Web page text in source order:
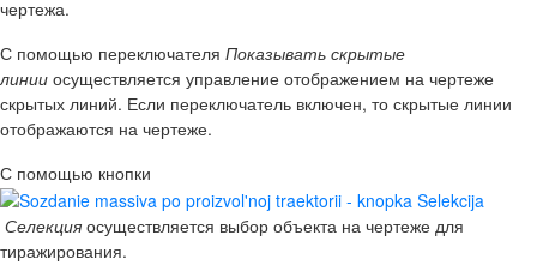
чертежа.
С помощью переключателя Показывать скрытые
линии осуществляется управление отображением на чертеже
скрытых линий. Если переключатель включен, то скрытые линии
отображаются на чертеже.
С помощью кнопки
Селекция осуществляется выбор объекта на чертеже для
тиражирования.